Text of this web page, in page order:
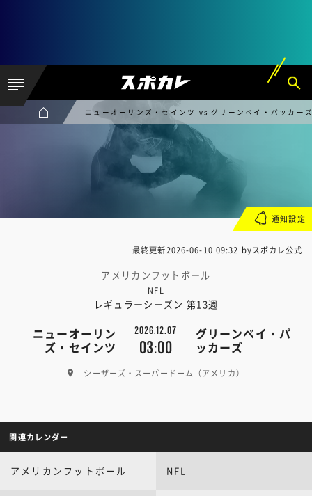
ニューオーリンズ・セインツ vs グリーンベイ・パッカー
最終更新2026-06-10 09:32 byスポカレ公式
アメリカンフットボール
NFL
レギュラーシーズン 第13週
ニューオーリン
ズ・セインツ
2026.12.07
03:00
グリーンベイ・パ
ッカーズ
シーザーズ・スーパードーム（アメリカ）
通知設定
関連カレンダー
アメリカンフットボール NFL